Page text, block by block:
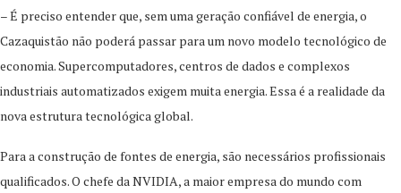
– É preciso entender que, sem uma geração confiável de energia, o
Cazaquistão não poderá passar para um novo modelo tecnológico de
economia. Supercomputadores, centros de dados e complexos
industriais automatizados exigem muita energia. Essa é a realidade da
nova estrutura tecnológica global.
Para a construção de fontes de energia, são necessários profissionais
qualificados. O chefe da NVIDIA, a maior empresa do mundo com